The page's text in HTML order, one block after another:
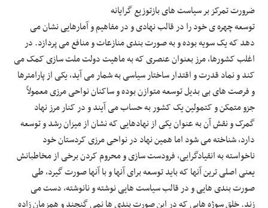
ضرورت تمرکز بر سیاست های بازتوزیع گرایانه
توسعه چهره ی خود را در قالب نهادی و در مفاهیم و آمارهایی نشان می
دهد که یک سویه بوده و به صورت بندی منازعات و منافع می پردازد. در
اغلب کشورها، مرز بعنوان عنصری که به ماهیت دولت ملت سازی کمک می
کند و نماد قدرت و اقتدار ساختار سیاسی به شمار می آید، یکی از پارامترها
و فرصت های بی بدیل توسعه متوازن بوده و ساکنان نواحی مرزی معمولاً
جزو متمکن و کتمولین یک کشور به حساب می آیند و در کنار مرز نهاد
گمرک و نقش آن به عنوان یکی از نهادهایی که نشان از میزان رشد و توسعه
دارد، شناخته می شود اما همین نهاد در نواحی مرزی کردستان خود
ناخواسته به انقیادگرایی، فرودست سازی و محروم کردن برخی از مخاطبانش
یعنی اصلی ترین آنها که باید توسعه برای آنها و با آنها صورت گیرد، طی
صورت بندی هایی و در قالب سیاست هایی نوشته و نانوشته، دست می
زند. خلق سوژه هایی که در این صورت بندی ها نمی گنجند و همزمان زاده